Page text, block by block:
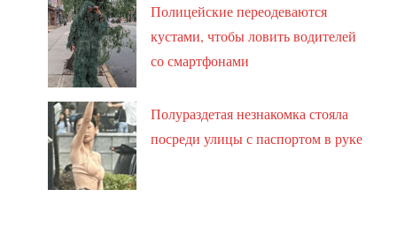
Полицейские переодеваются
кустами, чтобы ловить водителей
со смартфонами
Полураздетая незнакомка стояла
посреди улицы с паспортом в руке